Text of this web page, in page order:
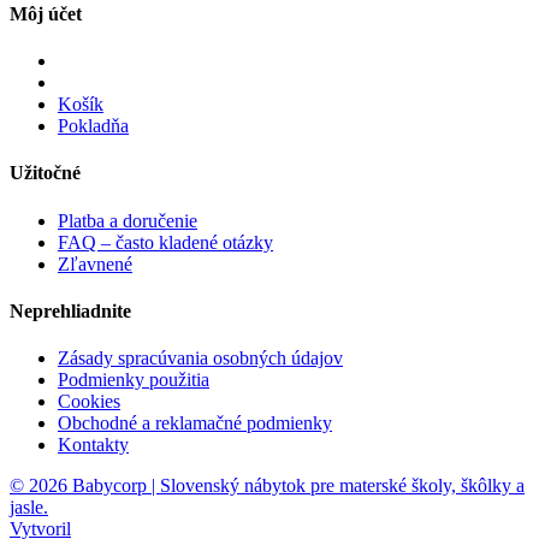
Môj účet
Košík
Pokladňa
Užitočné
Platba a doručenie
FAQ – často kladené otázky
Zľavnené
Neprehliadnite
Zásady spracúvania osobných údajov
Podmienky použitia
Cookies
Obchodné a reklamačné podmienky
Kontakty
© 2026 Babycorp | Slovenský nábytok pre materské školy, škôlky a
jasle.
Vytvoril